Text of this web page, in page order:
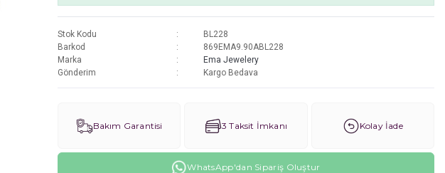
Stok Kodu
BL228
Barkod
869EMA9.90ABL228
Marka
Ema Jewelery
Gönderim
Kargo Bedava
Bakım Garantisi 3 Taksit İmkanı Kolay İade
WhatsApp'dan Sipariş Oluştur